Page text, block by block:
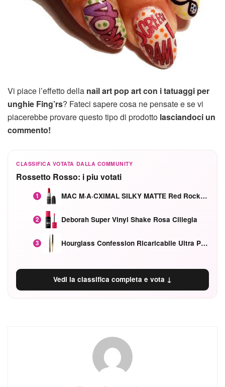
Vi piace l’effetto della nail art pop art con i tatuaggi per
unghie Fing’rs? Fateci sapere cosa ne pensate e se vi
piacerebbe provare questo tipo di prodotto lasciandoci un
commento!
CLASSIFICA VOTATA DALLA COMMUNITY
Rossetto Rosso: i piu votati
1 MAC M·A·CXIMAL SILKY MATTE Red Rock mat
2 Deborah Super Vinyl Shake Rosa Ciliegia
3 Hourglass Confession Ricaricabile Ultra Preciso Ad Alta Intensità Secretly Classic Red
Vedi la classifica completa e vota ↓